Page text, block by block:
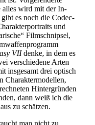
alles wird mit der In-
es noch die Codec-
und
Filmschnipsel,
VIIdenke, in dem es
verschiedene Arten
insgesamt drei optisch
Charaktermodellen,
Hintergründen
dann weiß ich die
zu schätzen.
man nicht zu